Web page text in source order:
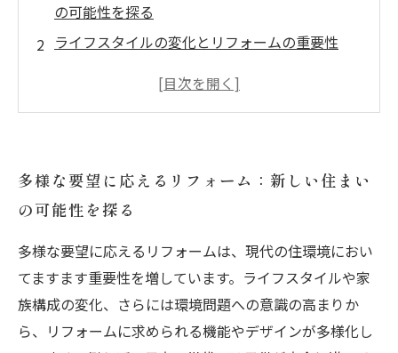
の可能性を探る
ライフスタイルの変化とリフォームの重要性
家族構成の変化に対応したリフォーム事例
きポイント
多様性に富んだリフォームのアプローチとその
実績
理想の住環境を手に入れるためのリフォーム戦
略
多様な要望に応えるリフォーム：新しい住まい
の可能性を探る
多様な要望に応えるリフォームは、現代の住環境におい
てますます重要性を増しています。ライフスタイルや家
族構成の変化、さらには環境問題への意識の高まりか
ら、リフォームに求められる機能やデザインが多様化し